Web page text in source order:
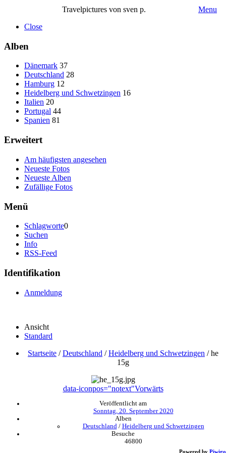
Travelpictures von sven p.
Menu
Close
Alben
Dänemark 37
Deutschland 28
Hamburg 12
Heidelberg und Schwetzingen 16
Italien 20
Portugal 44
Spanien 81
Erweitert
Am häufigsten angesehen
Neueste Fotos
Neueste Alben
Zufällige Fotos
Menü
Schlagworte0
Suchen
Info
RSS-Feed
Identifikation
Anmeldung
Ansicht
Standard
Startseite /Deutschland /Heidelberg und Schwetzingen /he
15g
data-iconpos="notext"Vorwärts
Veröffentlicht am
Sonntag, 20. September 2020
Alben
Deutschland / Heidelberg und Schwetzingen
Besuche
46800
Powered by Piwigo